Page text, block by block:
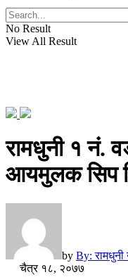
No Result
View All Result
रामधुनी १ नं.
आयमुलक सिप
by By:
चैत्र १८, २०७७